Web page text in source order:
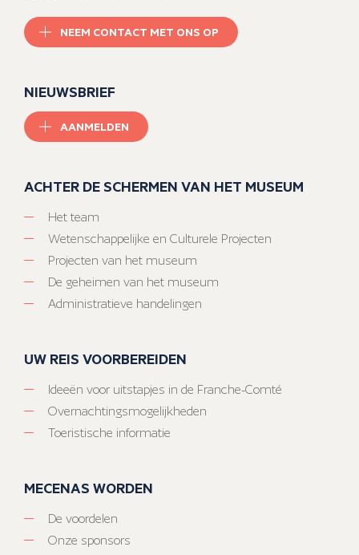
NEEM CONTACT MET ONS OP
NIEUWSBRIEF
AANMELDEN
ACHTER DE SCHERMEN VAN HET MUSEUM
Het team
Wetenschappelijke en Culturele Projecten
Projecten van het museum
De geheimen van het museum
Administratieve handelingen
UW REIS VOORBEREIDEN
Ideeën voor uitstapjes in de Franche-Comté
Overnachtingsmogelijkheden
Toeristische informatie
MECENAS WORDEN
De voordelen
Onze sponsors